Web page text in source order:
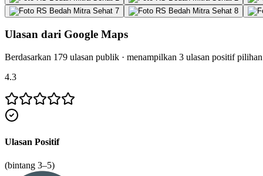
Ulasan dari Google Maps
Berdasarkan 179 ulasan publik · menampilkan 3 ulasan positif
4.3
Ulasan Positif
(bintang 3–5)